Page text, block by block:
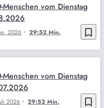
bookmark_border
2026 29:52 Min.
Menschen vom Dienstag
bookmark_border
2026 29:52 Min.
Menschen vom Dienstag